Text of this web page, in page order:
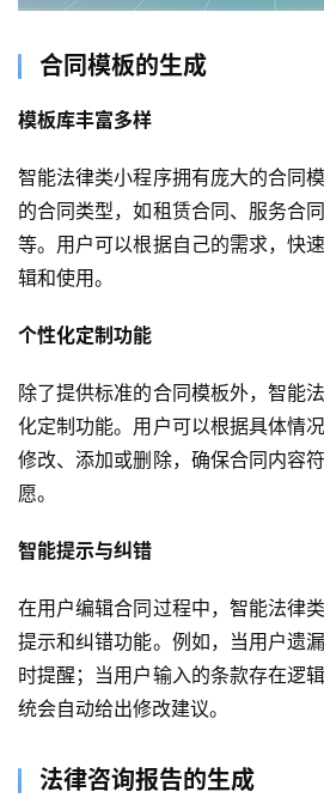
合同模板的生成
模板库丰富多样
智能法律类小程序拥有庞大的合同
的合同类型，如租赁合同、服务合
等。用户可以根据自己的需求，快
辑和使用。
个性化定制功能
除了提供标准的合同模板外，智能
化定制功能。用户可以根据具体情
修改、添加或删除，确保合同内容
愿。
智能提示与纠错
在用户编辑合同过程中，智能法律
提示和纠错功能。例如，当用户遗
时提醒；当用户输入的条款存在逻
统会自动给出修改建议。
法律咨询报告的生成